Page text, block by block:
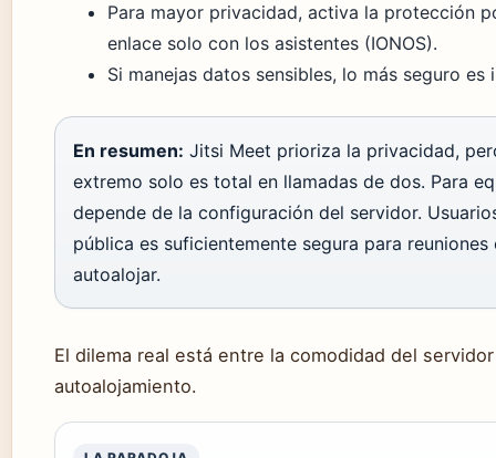
Para mayor privacidad, activa la protección
enlace solo con los asistentes (IONOS).
Si manejas datos sensibles, lo más seguro
En resumen: Jitsi Meet prioriza la privacidad,
extremo solo es total en llamadas de dos. Para
depende de la configuración del servidor.
pública es suficientemente segura para
autoalojar.
El dilema real está entre la comodidad del
autoalojamiento.